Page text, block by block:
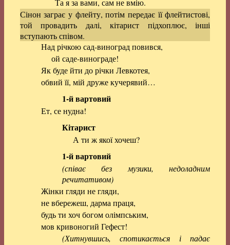
Та я за вами, сам не вмію.
Сінон заграє у флейту, потім передає її флейтистові,
той провадить далі, кітарист підхоплює, інші
вступають співом.
Над річкою сад-виноград повився,
ой саде-винограде!
Як буде йти до річки Левкотея,
обвий її, мій друже кучерявий…
1-й вартовий
Ет, се нудна!
Кітарист
А ти ж якої хочеш?
1-й вартовий
(співає без музики, недоладним
речитативом)
Жінки гляди не гляди,
не вбережеш, дарма праця,
будь ти хоч богом олімпським,
мов кривоногий Гефест!
(Хитнувшись, спотикається і падає